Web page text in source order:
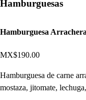
Hamburguesas
Hamburguesa Arrachera
MX$190.00
Hamburguesa de carne
mostaza, jitomate,